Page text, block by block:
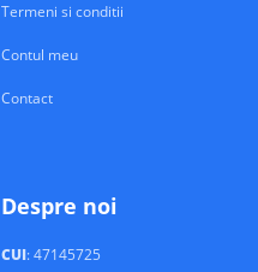
Termeni si conditii
Contul meu
Contact
Despre noi
CUI: 47145725